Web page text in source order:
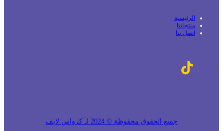
الرئيسية
منتجاتنا
اتصل بنا
جميع الحقوق محفوظة © 2024 لـ كرواس لايف